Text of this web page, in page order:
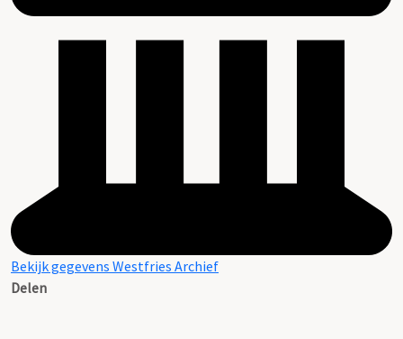
Bekijk gegevens Westfries Archief
Delen